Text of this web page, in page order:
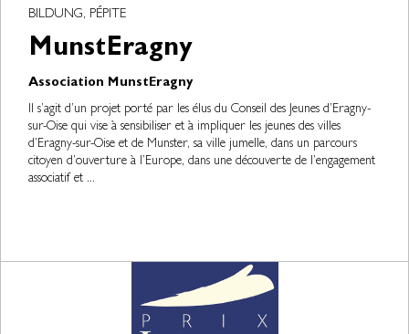
BILDUNG, PÉPITE
MunstEragny
Association MunstEragny
Il s’agit d’un projet porté par les élus du Conseil des Jeunes d’Eragny-
sur-Oise qui vise à sensibiliser et à impliquer les jeunes des villes
d’Eragny-sur-Oise et de Munster, sa ville jumelle, dans un parcours
citoyen d’ouverture à l’Europe, dans une découverte de l’engagement
associatif et ...